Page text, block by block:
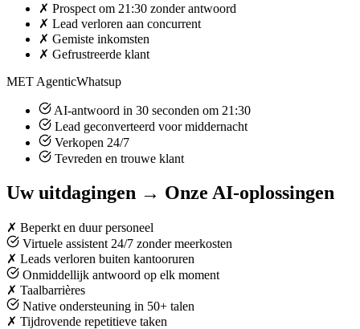
✗ Prospect om 21:30 zonder antwoord
✗ Lead verloren aan concurrent
✗ Gemiste inkomsten
✗ Gefrustreerde klant
MET AgenticWhatsup
AI-antwoord in 30 seconden om 21:30
Lead geconverteerd voor middernacht
Verkopen 24/7
Tevreden en trouwe klant
Uw uitdagingen → Onze AI-oplossingen
✗ Beperkt en duur personeel
Virtuele assistent 24/7 zonder meerkosten
✗ Leads verloren buiten kantooruren
Onmiddellijk antwoord op elk moment
✗ Taalbarrières
Native ondersteuning in 50+ talen
✗ Tijdrovende repetitieve taken